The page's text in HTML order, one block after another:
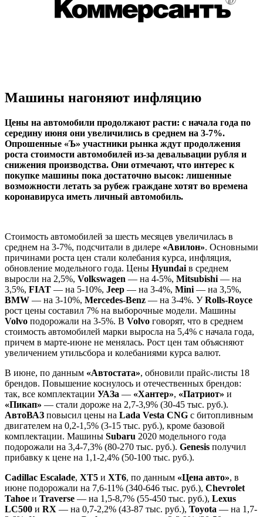
Машины нагоняют инфляцию
Цены на автомобили продолжают расти: с начала года по
середину июня они увеличились в среднем на 3-7%.
Опрошенные «Ъ» участники рынка ждут продолжения
роста стоимости автомобилей из-за девальвации рубля и
снижения производства. Они отмечают, что интерес к
покупке машины пока достаточно высок: лишенные
возможности летать за рубеж граждане хотят во времена
коронавируса иметь личный автомобиль.
Стоимость автомобилей за шесть месяцев увеличилась в
среднем на 3-7%, подсчитали в дилере «Авилон». Основными
причинами роста цен стали колебания курса, инфляция,
обновление модельного года. Цены Hyundai в среднем
выросли на 2,5%, Volkswagen — на 4-5%, Mitsubishi — на
3,5%, FIAT — на 5-10%, Jeep — на 3-4%, Mini — на 3,5%,
BMW — на 3-10%, Mercedes-Benz — на 3-4%. УRolls-Royce
рост цены составил 7% на выборочные модели. Машины
Volvo подорожали на 3-5%. В Volvo говорят, что в среднем
стоимость автомобилей марки выросла на 5,4% с начала года,
причем в марте-июне не менялась. Рост цен там объясняют
увеличением утильсбора и колебаниями курса валют.
В июне, по данным «Автостата», обновили прайс-листы 18
брендов. Повышение коснулось и отечественных брендов:
так, все комплектации УАЗа — «Хантер», «Патриот» и
«Пикап» — стали дороже на 2,7-3,9% (30-45 тыс. руб.).
АвтоВАЗ повысил цены на Lada Vesta CNG с битопливным
двигателем на 0,2-1,5% (3-15 тыс. руб.), кроме базовой
комплектации. Машины Subaru 2020 модельного года
подорожали на 3,4-7,3% (80-270 тыс. руб.). Genesis получил
прибавку к цене на 1,1-2,4% (50-100 тыс. руб.).
Cadillac Escalade, XT5 и ХТ6, по данным «Цена авто», в
июне подорожали на 7,6-11% (340-646 тыс. руб.), Chevrolet
Tahoe и Traverse — на 1,5-8,7% (55-450 тыс. руб.), Lexus
LC500 и RX — на 0,7-2,2% (43-87 тыс. руб.), Toyota — на 1,7-